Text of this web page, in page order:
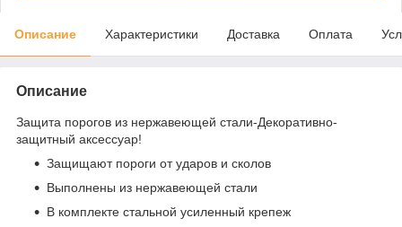
Описание Характеристики Доставка Оплата
Описание
Защита порогов из нержавеющей стали-Декоративно-
защитный аксессуар!
Защищают пороги от ударов и сколов
Выполнены из нержавеющей стали
В комплекте стальной усиленный крепеж